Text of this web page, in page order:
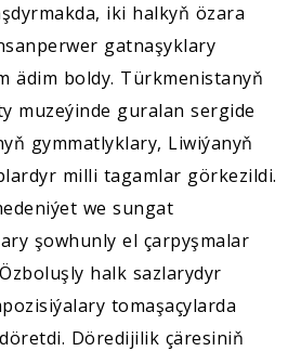
iki halkyň özara
gatnaşyklary
ädim boldy. Türkmenistanyň
muzeýinde guralan sergide
gymmatlyklary, Liwiýanyň
milli tagamlar görkezildi.
we sungat
şowhunly el çarpyşmalar
halk sazlarydyr
tomaşaçylarda
Döredijilik çäresiniň